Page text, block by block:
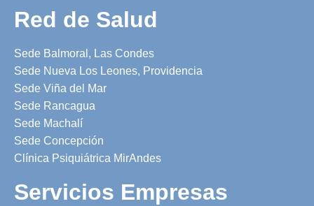
Red de Salud
Sede Balmoral, Las Condes
Sede Nueva Los Leones, Providencia
Sede Viña del Mar
Sede Rancagua
Sede Machalí
Sede Concepción
Clínica Psiquiátrica MirAndes
Servicios Empresas